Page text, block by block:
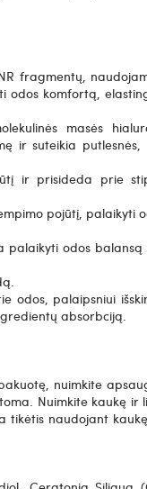
fragmentų,
odos komfortą,
masės
ir suteikia putlesnės,
ir prisideda prie
pojūtį, palaikyti
palaikyti odos
odos, palaipsniui
absorbciją.
nuimkite
Nuimkite kaukę ir
tikėtis naudojant